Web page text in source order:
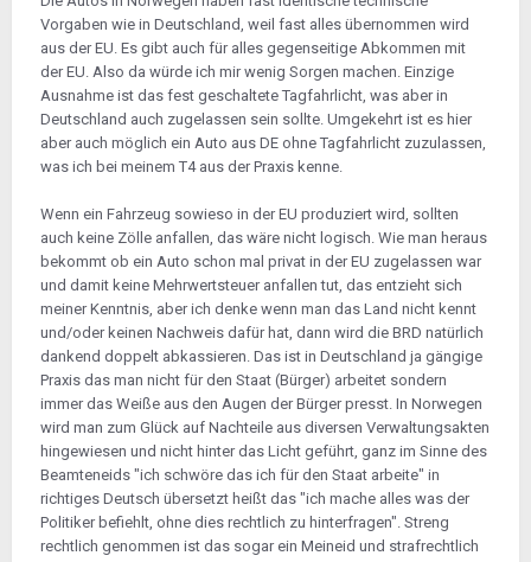
Vorgaben wie in Deutschland, weil fast alles übernommen wird
aus der EU. Es gibt auch für alles gegenseitige Abkommen mit
der EU. Also da würde ich mir wenig Sorgen machen. Einzige
Ausnahme ist das fest geschaltete Tagfahrlicht, was aber in
Deutschland auch zugelassen sein sollte. Umgekehrt ist es hier
aber auch möglich ein Auto aus DE ohne Tagfahrlicht zuzulassen,
was ich bei meinem T4 aus der Praxis kenne.
Wenn ein Fahrzeug sowieso in der EU produziert wird, sollten
auch keine Zölle anfallen, das wäre nicht logisch. Wie man heraus
bekommt ob ein Auto schon mal privat in der EU zugelassen war
und damit keine Mehrwertsteuer anfallen tut, das entzieht sich
meiner Kenntnis, aber ich denke wenn man das Land nicht kennt
und/oder keinen Nachweis dafür hat, dann wird die BRD natürlich
dankend doppelt abkassieren. Das ist in Deutschland ja gängige
Praxis das man nicht für den Staat (Bürger) arbeitet sondern
immer das Weiße aus den Augen der Bürger presst. In Norwegen
wird man zum Glück auf Nachteile aus diversen Verwaltungsakten
hingewiesen und nicht hinter das Licht geführt, ganz im Sinne des
Beamteneids "ich schwöre das ich für den Staat arbeite" in
richtiges Deutsch übersetzt heißt das "ich mache alles was der
Politiker befiehlt, ohne dies rechtlich zu hinterfragen". Streng
rechtlich genommen ist das sogar ein Meineid und strafrechtlich